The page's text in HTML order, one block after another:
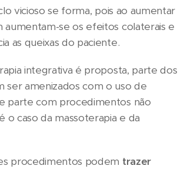
vicioso se forma, pois ao aumentar
aumentam-se os efeitos colaterais e
as queixas do paciente.
integrativa é proposta, parte dos
ser amenizados com o uso de
parte com procedimentos não
o caso da massoterapia e da
procedimentos podem trazer